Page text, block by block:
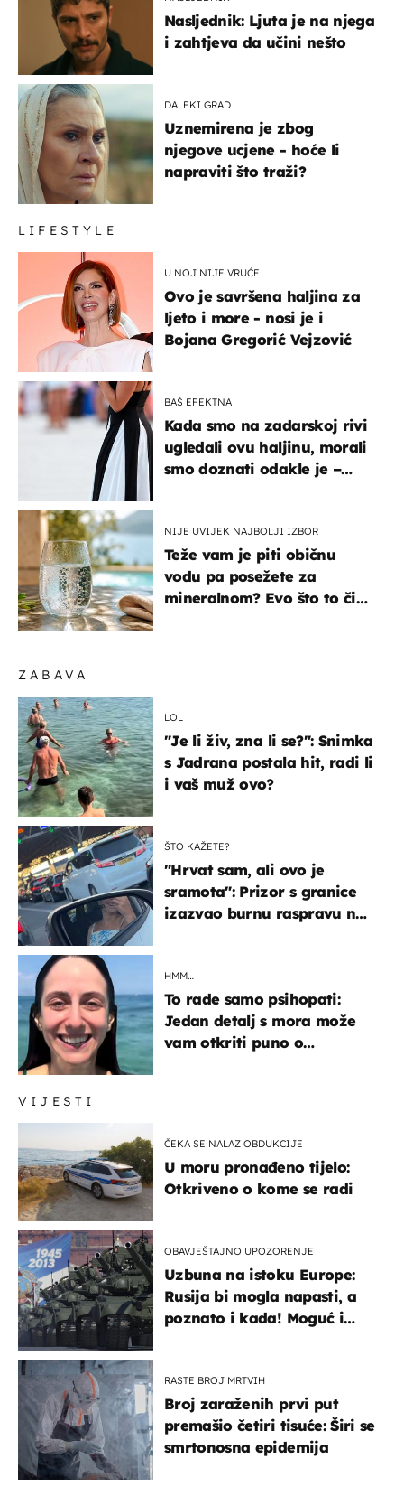
VIJESTI
ČEKA SE NALAZ OBDUKCIJE
U moru pronađeno tijelo:
Otkriveno o kome se radi
OBAVJEŠTAJNO UPOZORENJE
Uzbuna na istoku Europe:
Rusija bi mogla napasti, a
poznato i kada! Moguć i
RASTE BROJ MRTVIH
Broj zaraženih prvi put
premašio četiri tisuće: Širi se
smrtonosna epidemija
ZABAVA
LOL
"Je li živ, zna li se?": Snimka
s Jadrana postala hit, radi li
i vaš muž ovo?
ŠTO KAŽETE?
"Hrvat sam, ali ovo je
sramota": Prizor s granice
izazvao burnu raspravu na
HMM…
To rade samo psihopati:
Jedan detalj s mora može
vam otkriti puno o
Nasljednik: Ljuta je na njega
i zahtjeva da učini nešto
DALEKI GRAD
Uznemirena je zbog
njegove ucjene - hoće li
napraviti što traži?
LIFESTYLE
U NOJ NIJE VRUĆE
Ovo je savršena haljina za
ljeto i more - nosi je i
Bojana Gregorić Vejzović
BAŠ EFEKTNA
Kada smo na zadarskoj rivi
ugledali ovu haljinu, morali
smo doznati odakle je –
NIJE UVIJEK NAJBOLJI IZBOR
Teže vam je piti običnu
vodu pa posežete za
mineralnom? Evo što to čini